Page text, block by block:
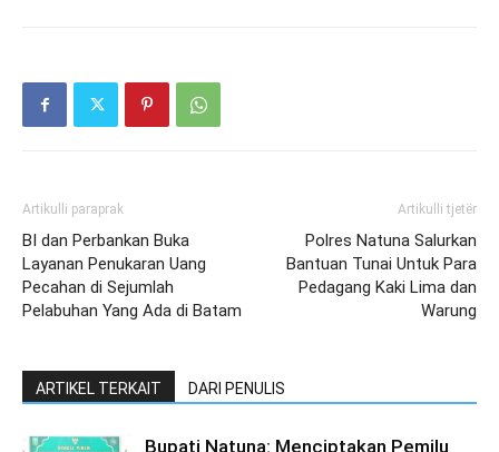
Artikulli paraprak
BI dan Perbankan Buka
Layanan Penukaran Uang
Pecahan di Sejumlah
Pelabuhan Yang Ada di Batam
Artikulli tjetër
Polres Natuna Salurkan
Bantuan Tunai Untuk Para
Pedagang Kaki Lima dan
Warung
ARTIKEL TERKAIT DARI PENULIS
Bupati Natuna: Menciptakan Pemilu